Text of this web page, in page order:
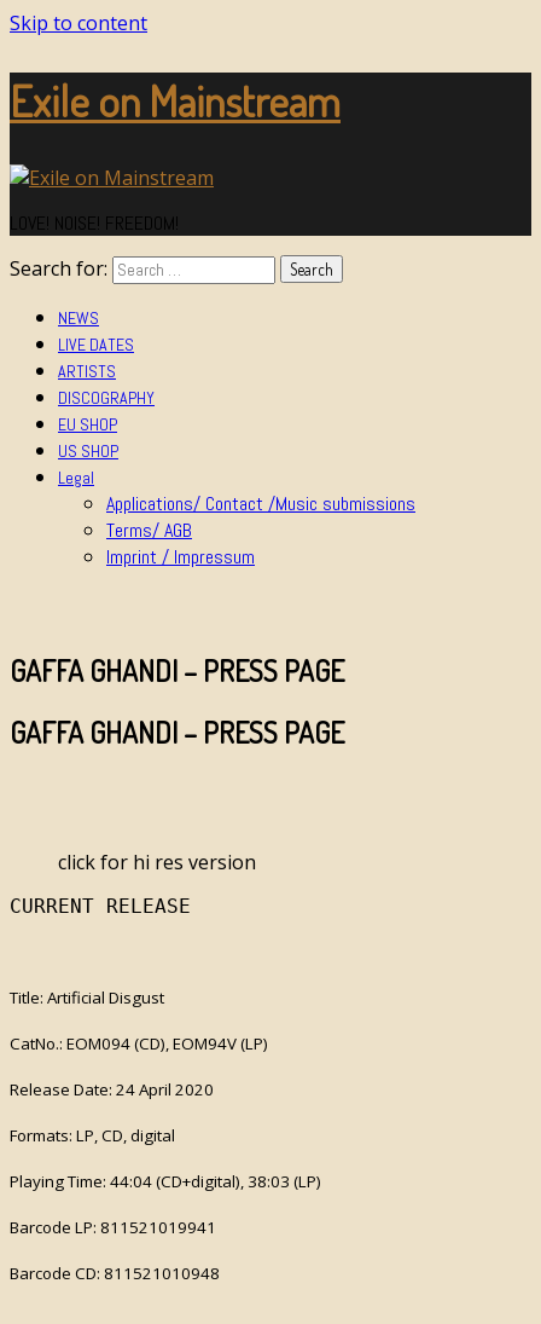
Skip to content
Exile on Mainstream
LOVE! NOISE! FREEDOM!
Search for:
NEWS
LIVE DATES
ARTISTS
DISCOGRAPHY
EU SHOP
US SHOP
Legal
Applications/ Contact /Music submissions
Terms/ AGB
Imprint / Impressum
GAFFA GHANDI – PRESS PAGE
GAFFA GHANDI – PRESS PAGE
click for hi res version
CURRENT RELEASE
Title: Artificial Disgust
CatNo.: EOM094 (CD), EOM94V (LP)
Release Date: 24 April 2020
Formats: LP, CD, digital
Playing Time: 44:04 (CD+digital), 38:03 (LP)
Barcode LP: 811521019941
Barcode CD: 811521010948